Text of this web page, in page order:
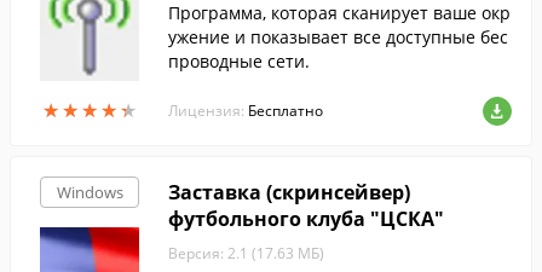
★★★★★
★★★★★
Программа, которая сканирует ваше окр
ужение и показывает все доступные бес
проводные сети.
Лицензия: Бесплатно
Windows
Заставка (скринсейвер)
футбольного клуба "ЦСКА"
Версия: 2.1 (17.63 МБ)